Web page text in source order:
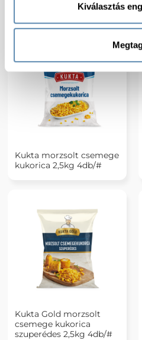
Kiválasztás
szuperédes 2,5kg 4db/#
Kukta morzsolt csemege
kukorica 2,5kg 4db/#
Kukta Gold morzsolt
csemege kukorica
szuperédes 2,5kg 4db/#